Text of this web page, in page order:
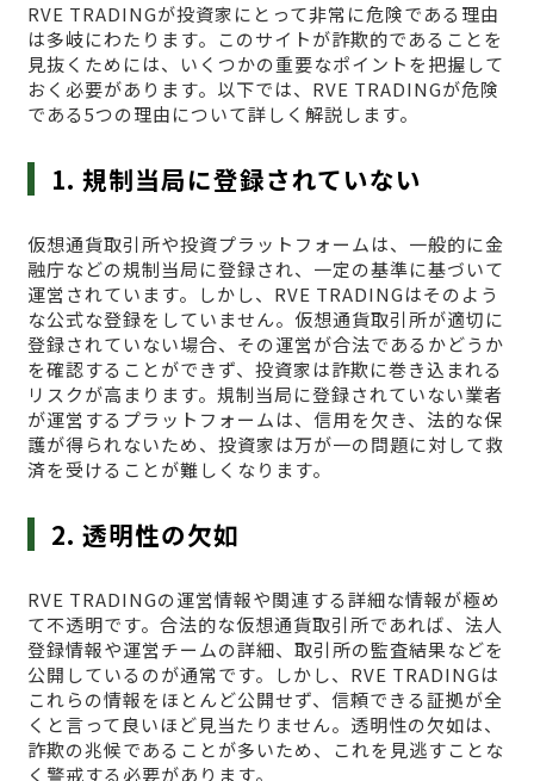
RVE TRADINGが投資家にとって非常に危険である理由
は多岐にわたります。このサイトが詐欺的であることを
見抜くためには、いくつかの重要なポイントを把握して
おく必要があります。以下では、RVE TRADINGが危険
である5つの理由について詳しく解説します。
1. 規制当局に登録されていない
仮想通貨取引所や投資プラットフォームは、一般的に金
融庁などの規制当局に登録され、一定の基準に基づいて
運営されています。しかし、RVE TRADINGはそのよう
な公式な登録をしていません。仮想通貨取引所が適切に
登録されていない場合、その運営が合法であるかどうか
を確認することができず、投資家は詐欺に巻き込まれる
リスクが高まります。規制当局に登録されていない業者
が運営するプラットフォームは、信用を欠き、法的な保
護が得られないため、投資家は万が一の問題に対して救
済を受けることが難しくなります。
2. 透明性の欠如
RVE TRADINGの運営情報や関連する詳細な情報が極め
て不透明です。合法的な仮想通貨取引所であれば、法人
登録情報や運営チームの詳細、取引所の監査結果などを
公開しているのが通常です。しかし、RVE TRADINGは
これらの情報をほとんど公開せず、信頼できる証拠が全
くと言って良いほど見当たりません。透明性の欠如は、
詐欺の兆候であることが多いため、これを見逃すことな
く警戒する必要があります。